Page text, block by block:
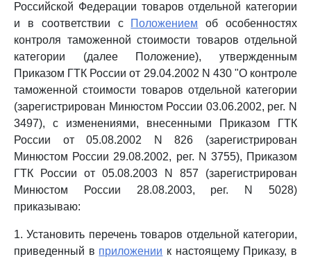
Российской Федерации товаров отдельной категории
и в соответствии с Положением об особенностях
контроля таможенной стоимости товаров отдельной
категории (далее Положение), утвержденным
Приказом ГТК России от 29.04.2002 N 430 "О контроле
таможенной стоимости товаров отдельной категории
(зарегистрирован Минюстом России 03.06.2002, рег. N
3497), с изменениями, внесенными Приказом ГТК
России от 05.08.2002 N 826 (зарегистрирован
Минюстом России 29.08.2002, рег. N 3755), Приказом
ГТК России от 05.08.2003 N 857 (зарегистрирован
Минюстом России 28.08.2003, рег. N 5028)
приказываю:
1. Установить перечень товаров отдельной категории,
приведенный в приложении к настоящему Приказу, в